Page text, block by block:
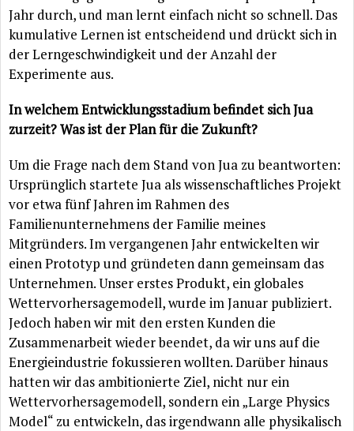
Jahr durch, und man lernt einfach nicht so schnell. Das
kumulative Lernen ist entscheidend und drückt sich in
der Lerngeschwindigkeit und der Anzahl der
Experimente aus.
In welchem Entwicklungsstadium befindet sich Jua
zurzeit? Was ist der Plan für die Zukunft?
Um die Frage nach dem Stand von Jua zu beantworten:
Ursprünglich startete Jua als wissenschaftliches Projekt
vor etwa fünf Jahren im Rahmen des
Familienunternehmens der Familie meines
Mitgründers. Im vergangenen Jahr entwickelten wir
einen Prototyp und gründeten dann gemeinsam das
Unternehmen. Unser erstes Produkt, ein globales
Wettervorhersagemodell, wurde im Januar publiziert.
Jedoch haben wir mit den ersten Kunden die
Zusammenarbeit wieder beendet, da wir uns auf die
Energieindustrie fokussieren wollten. Darüber hinaus
hatten wir das ambitionierte Ziel, nicht nur ein
Wettervorhersagemodell, sondern ein „Large Physics
Model“ zu entwickeln, das irgendwann alle physikalisch